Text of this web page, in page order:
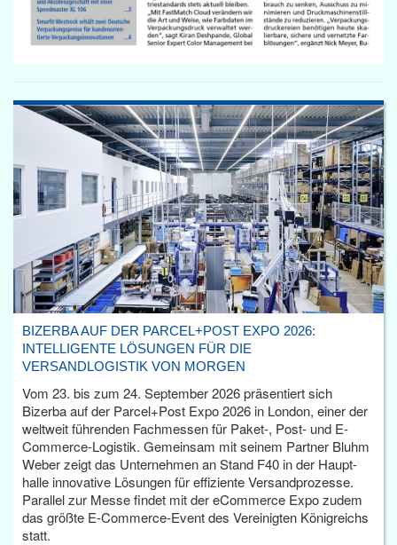
BIZERBA AUF DER PARCEL+POST EXPO 2026:
INTELLIGENTE LÖSUNGEN FÜR DIE
VERSANDLOGISTIK VON MORGEN
Vom 23. bis zum 24. September 2026 präsentiert sich
Bizerba auf der Parcel+Post Expo 2026 in London, einer der
weltweit führenden Fachmessen für Paket-, Post- und E-
Commerce-Logistik. Gemeinsam mit seinem Partner Bluhm
Weber zeigt das Unternehmen an Stand F40 in der Haupt­
halle innovative Lösungen für effiziente Versandprozesse.
Parallel zur Messe findet mit der eCommerce Expo zudem
das größte E-Commerce-Event des Vereinigten Königreichs
statt.